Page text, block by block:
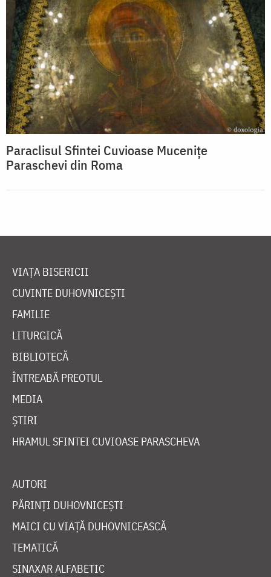
Paraclisul Sfintei Cuvioase Muceniţe
Paraschevi din Roma
VIAȚA BISERICII
CUVINTE DUHOVNICEȘTI
FAMILIE
LITURGICĂ
BIBLIOTECĂ
ÎNTREABĂ PREOTUL
MEDIA
ȘTIRI
HRAMUL SFINTEI CUVIOASE PARASCHEVA
AUTORI
PĂRINȚI DUHOVNICEȘTI
MAICI CU VIAȚĂ DUHOVNICEASCĂ
TEMATICĂ
SINAXAR ALFABETIC